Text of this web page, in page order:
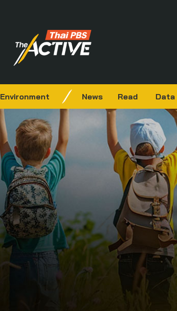
Environment News Read Data